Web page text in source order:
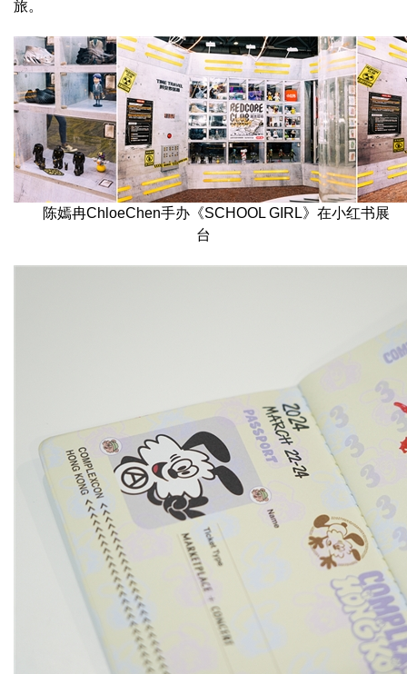
旅。
陈嫣冉ChloeChen手办《SCHOOL GIRL》在小红书展
台